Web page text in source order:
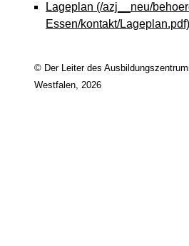
Lageplan (/azj__neu/
Essen/kontakt/Lageplan.pdf)
© Der Leiter des
Westfalen, 2026